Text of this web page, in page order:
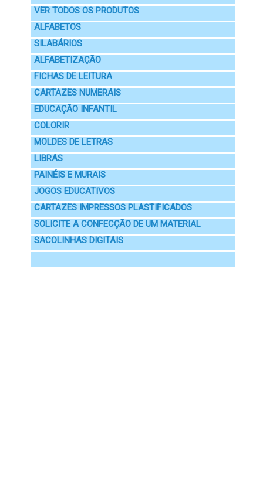
VER TODOS OS PRODUTOS
ALFABETOS
SILABÁRIOS
ALFABETIZAÇÃO
FICHAS DE LEITURA
CARTAZES NUMERAIS
EDUCAÇÃO INFANTIL
COLORIR
MOLDES DE LETRAS
LIBRAS
PAINÉIS E MURAIS
JOGOS EDUCATIVOS
CARTAZES IMPRESSOS PLASTIFICADOS
SOLICITE A CONFECÇÃO DE UM MATERIAL
SACOLINHAS DIGITAIS